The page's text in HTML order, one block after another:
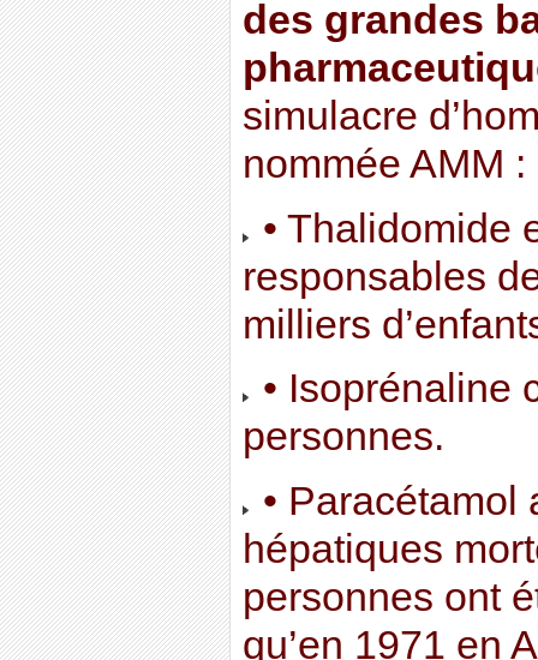
des grandes
simulacre
nommée AMM :
• Thalidomide
responsables
milliers
• Isoprénaline
personnes.
• Paracétamol
hépatiques
personnes ont
qu’en 1971 en